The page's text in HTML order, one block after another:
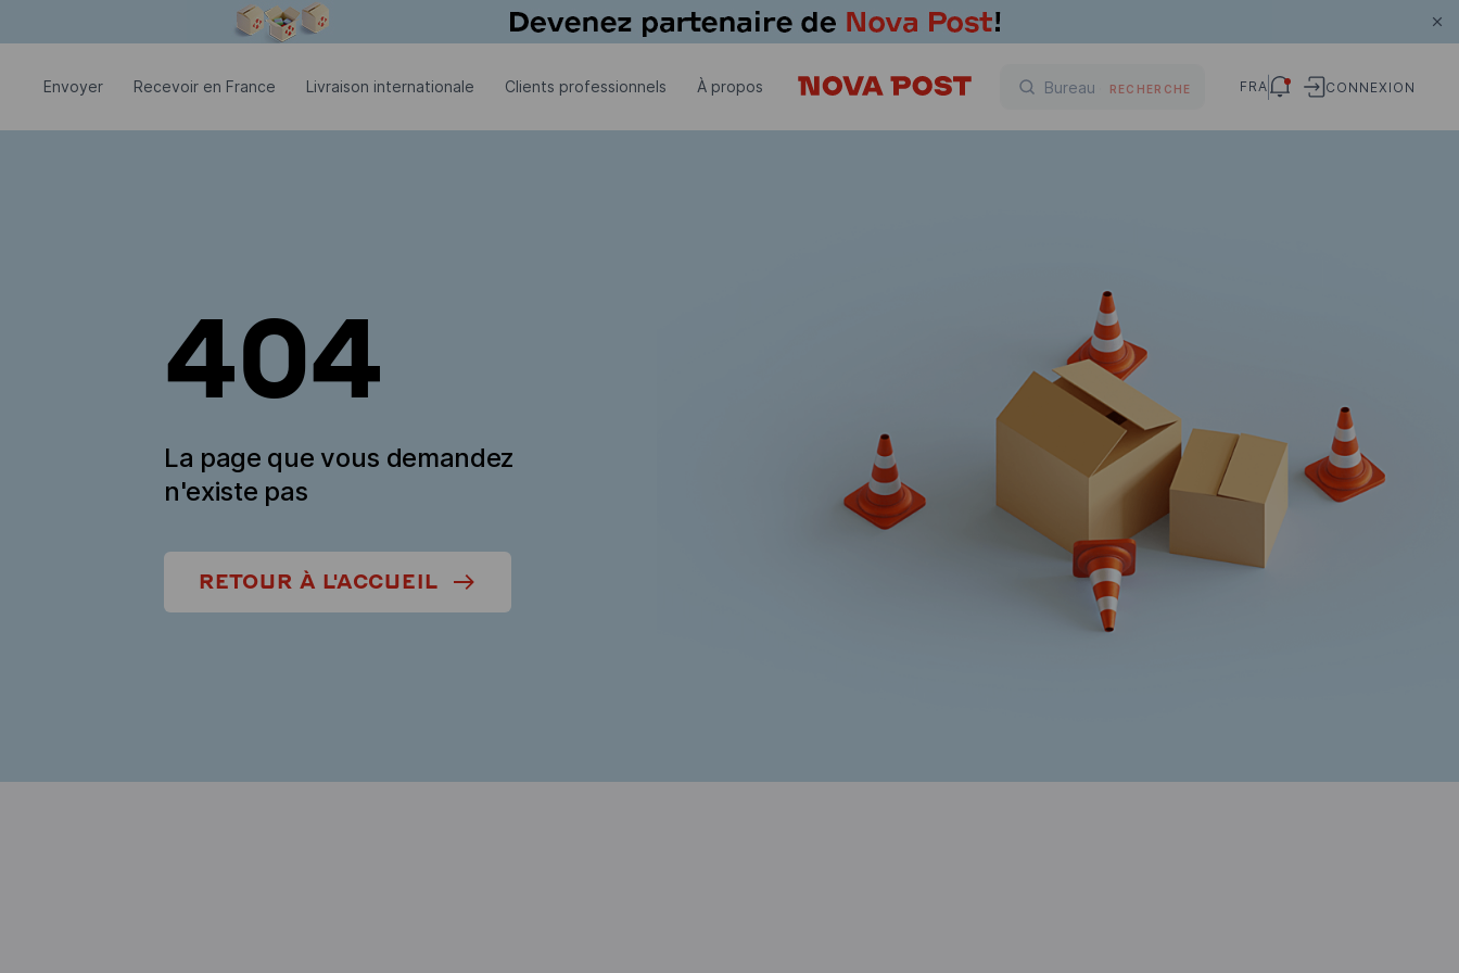
Envoyer Recevoir en France Livraison internationale Clients professionnels À propos RECHERCHE FRA CONNEXION
404
La page que vous demandez
n'existe pas
RETOUR À L'ACCUEIL
La fenêtre modale est ouverte